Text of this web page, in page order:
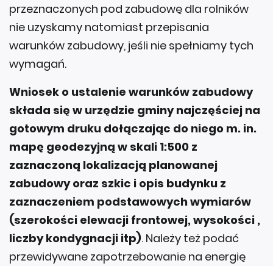
przeznaczonych pod zabudowę dla rolników
nie uzyskamy natomiast przepisania
warunków zabudowy, jeśli nie spełniamy tych
wymagań.
Wniosek o ustalenie warunków zabudowy
składa się w urzędzie gminy najczęściej na
gotowym druku dołączając do niego m. in.
mapę geodezyjną w skali 1:500 z
zaznaczoną lokalizacją planowanej
zabudowy oraz szkic i opis budynku z
zaznaczeniem podstawowych wymiarów
(szerokości elewacji frontowej, wysokości ,
liczby kondygnacji itp). Należy też podać
przewidywane zapotrzebowanie na energię